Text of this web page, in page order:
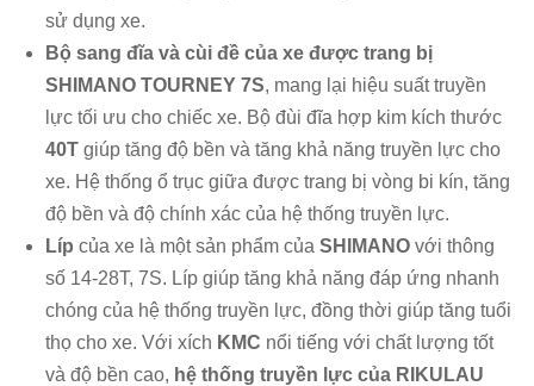
sử dụng xe.
Bộ sang đĩa và cùi đề của xe được trang bị
SHIMANO TOURNEY 7S, mang lại hiệu suất truyền
lực tối ưu cho chiếc xe. Bộ đùi đĩa hợp kim kích thước
40Tgiúp tăng độ bền và tăng khả năng truyền lực cho
xe. Hệ thống ổ trục giữa được trang bị vòng bi kín, tăng
độ bền và độ chính xác của hệ thống truyền lực.
Líp của xe là một sản phẩm của SHIMANOvới thông
số 14-28T, 7S. Líp giúp tăng khả năng đáp ứng nhanh
chóng của hệ thống truyền lực, đồng thời giúp tăng tuổi
thọ cho xe. Với xích KMC nổi tiếng với chất lượng tốt
và độ bền cao, hệ thống truyền lực của RIKULAU